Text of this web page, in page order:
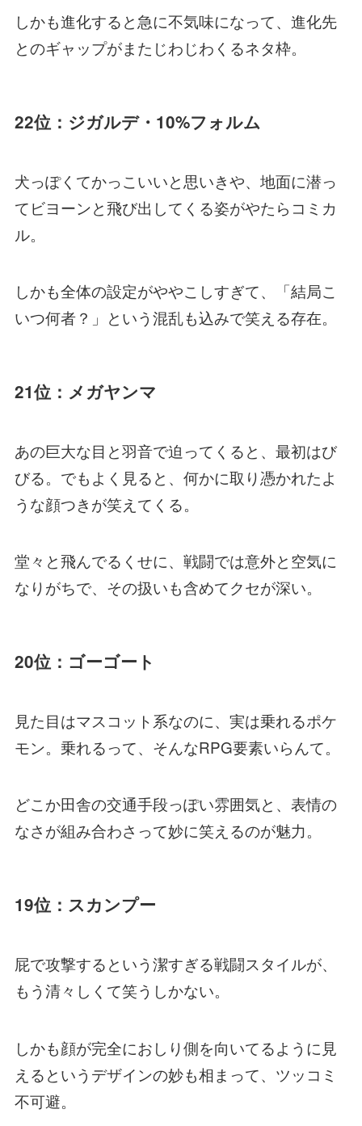
しかも進化すると急に不気味になって、進化先
とのギャップがまたじわじわくるネタ枠。
22位：ジガルデ・10%フォルム
犬っぽくてかっこいいと思いきや、地面に潜っ
てビヨーンと飛び出してくる姿がやたらコミカ
ル。
しかも全体の設定がややこしすぎて、「結局こ
いつ何者？」という混乱も込みで笑える存在。
21位：メガヤンマ
あの巨大な目と羽音で迫ってくると、最初はび
びる。でもよく見ると、何かに取り憑かれたよ
うな顔つきが笑えてくる。
堂々と飛んでるくせに、戦闘では意外と空気に
なりがちで、その扱いも含めてクセが深い。
20位：ゴーゴート
見た目はマスコット系なのに、実は乗れるポケ
モン。乗れるって、そんなRPG要素いらんて。
どこか田舎の交通手段っぽい雰囲気と、表情の
なさが組み合わさって妙に笑えるのが魅力。
19位：スカンプー
屁で攻撃するという潔すぎる戦闘スタイルが、
もう清々しくて笑うしかない。
しかも顔が完全におしり側を向いてるように見
えるというデザインの妙も相まって、ツッコミ
不可避。